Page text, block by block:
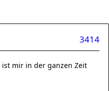
3414
ist mir in der ganzen Zeit